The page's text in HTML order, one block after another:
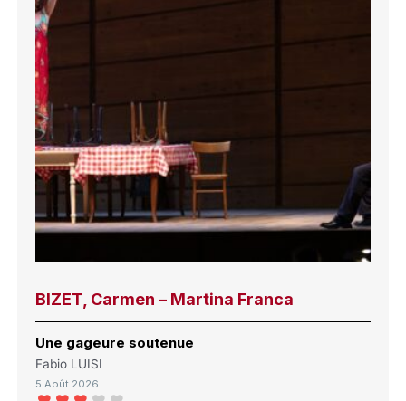
BIZET, Carmen – Martina Franca
Une gageure soutenue
Fabio LUISI
5 Août 2026